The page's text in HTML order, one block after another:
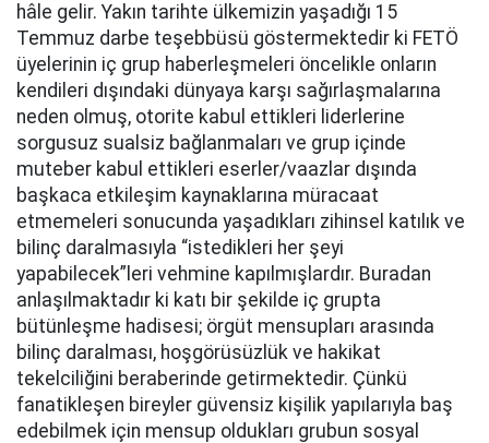
hâle gelir. Yakın tarihte ülkemizin yaşadığı 15
Temmuz darbe teşebbüsü göstermektedir ki FETÖ
üyelerinin iç grup haberleşmeleri öncelikle onların
kendileri dışındaki dünyaya karşı sağırlaşmalarına
neden olmuş, otorite kabul ettikleri liderlerine
sorgusuz sualsiz bağlanmaları ve grup içinde
muteber kabul ettikleri eserler/vaazlar dışında
başkaca etkileşim kaynaklarına müracaat
etmemeleri sonucunda yaşadıkları zihinsel katılık ve
bilinç daralmasıyla “istedikleri her şeyi
yapabilecek”leri vehmine kapılmışlardır. Buradan
anlaşılmaktadır ki katı bir şekilde iç grupta
bütünleşme hadisesi; örgüt mensupları arasında
bilinç daralması, hoşgörüsüzlük ve hakikat
tekelciliğini beraberinde getirmektedir. Çünkü
fanatikleşen bireyler güvensiz kişilik yapılarıyla baş
edebilmek için mensup oldukları grubun sosyal